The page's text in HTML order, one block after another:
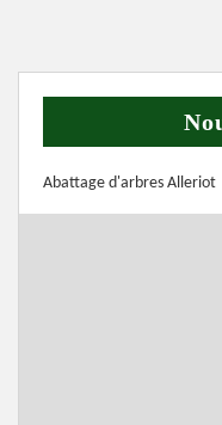
Abattage d'arbres Alleriot